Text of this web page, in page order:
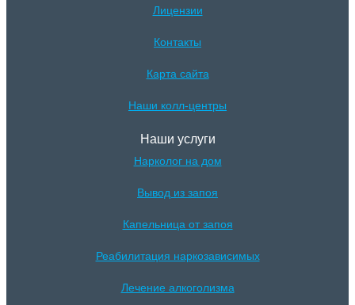
Лицензии
Контакты
Карта сайта
Наши колл-центры
Наши услуги
Нарколог на дом
Вывод из запоя
Капельница от запоя
Реабилитация наркозависимых
Лечение алкоголизма